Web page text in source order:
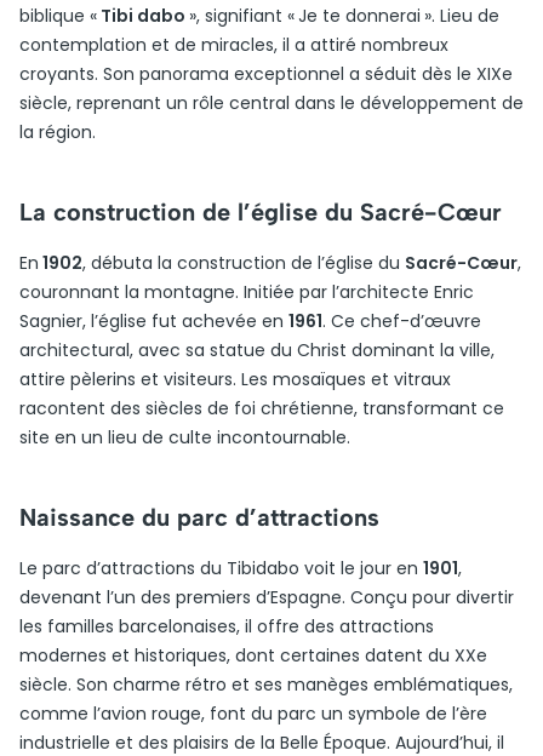
biblique « Tibi dabo », signifiant « Je te donnerai ». Lieu de
contemplation et de miracles, il a attiré nombreux
croyants. Son panorama exceptionnel a séduit dès le XIXe
siècle, reprenant un rôle central dans le développement de
la région.
La construction de l’église du Sacré-Cœur
En 1902, débuta la construction de l’église du Sacré-Cœur,
couronnant la montagne. Initiée par l’architecte Enric
Sagnier, l’église fut achevée en 1961. Ce chef-d’œuvre
architectural, avec sa statue du Christ dominant la ville,
attire pèlerins et visiteurs. Les mosaïques et vitraux
racontent des siècles de foi chrétienne, transformant ce
site en un lieu de culte incontournable.
Naissance du parc d’attractions
Le parc d’attractions du Tibidabo voit le jour en 1901,
devenant l’un des premiers d’Espagne. Conçu pour divertir
les familles barcelonaises, il offre des attractions
modernes et historiques, dont certaines datent du XXe
siècle. Son charme rétro et ses manèges emblématiques,
comme l’avion rouge, font du parc un symbole de l’ère
industrielle et des plaisirs de la Belle Époque. Aujourd’hui, il